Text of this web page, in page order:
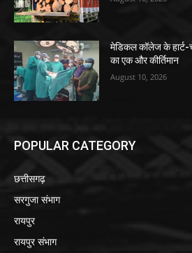
मेडिकल कॉलेज के हार्ट-
का एक और कीर्तिमान
August 10, 2026
POPULAR CATEGORY
छत्तीसगढ़
सरगुजा संभाग
रायपुर
रायपुर संभाग